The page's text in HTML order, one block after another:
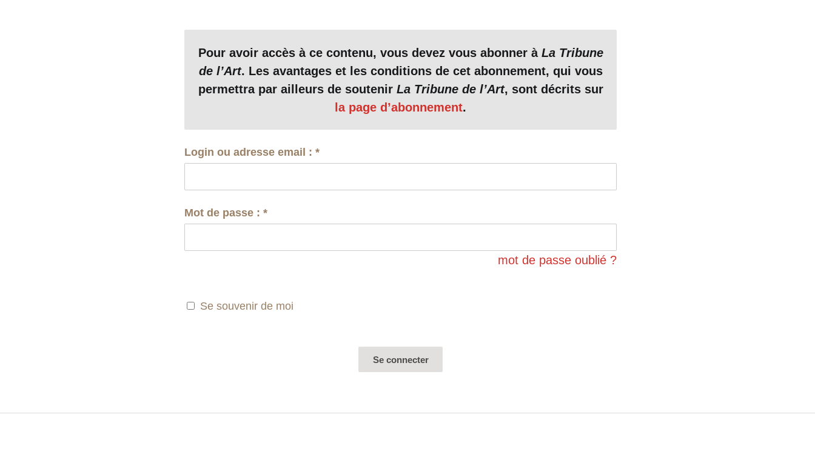
Pour avoir accès à ce contenu, vous devez vous abonner à La Tribune
de l’Art. Les avantages et les conditions de cet abonnement, qui vous
permettra par ailleurs de soutenir La Tribune de l’Art, sont décrits sur
la page d’abonnement.
Login ou adresse email :*
Mot de passe :*
mot de passe oublié ?
Se souvenir de moi